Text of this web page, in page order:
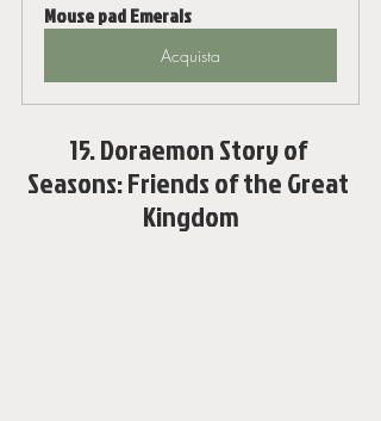
Mouse pad Emerals
Acquista
15. Doraemon Story of
Seasons: Friends of the Great
Kingdom